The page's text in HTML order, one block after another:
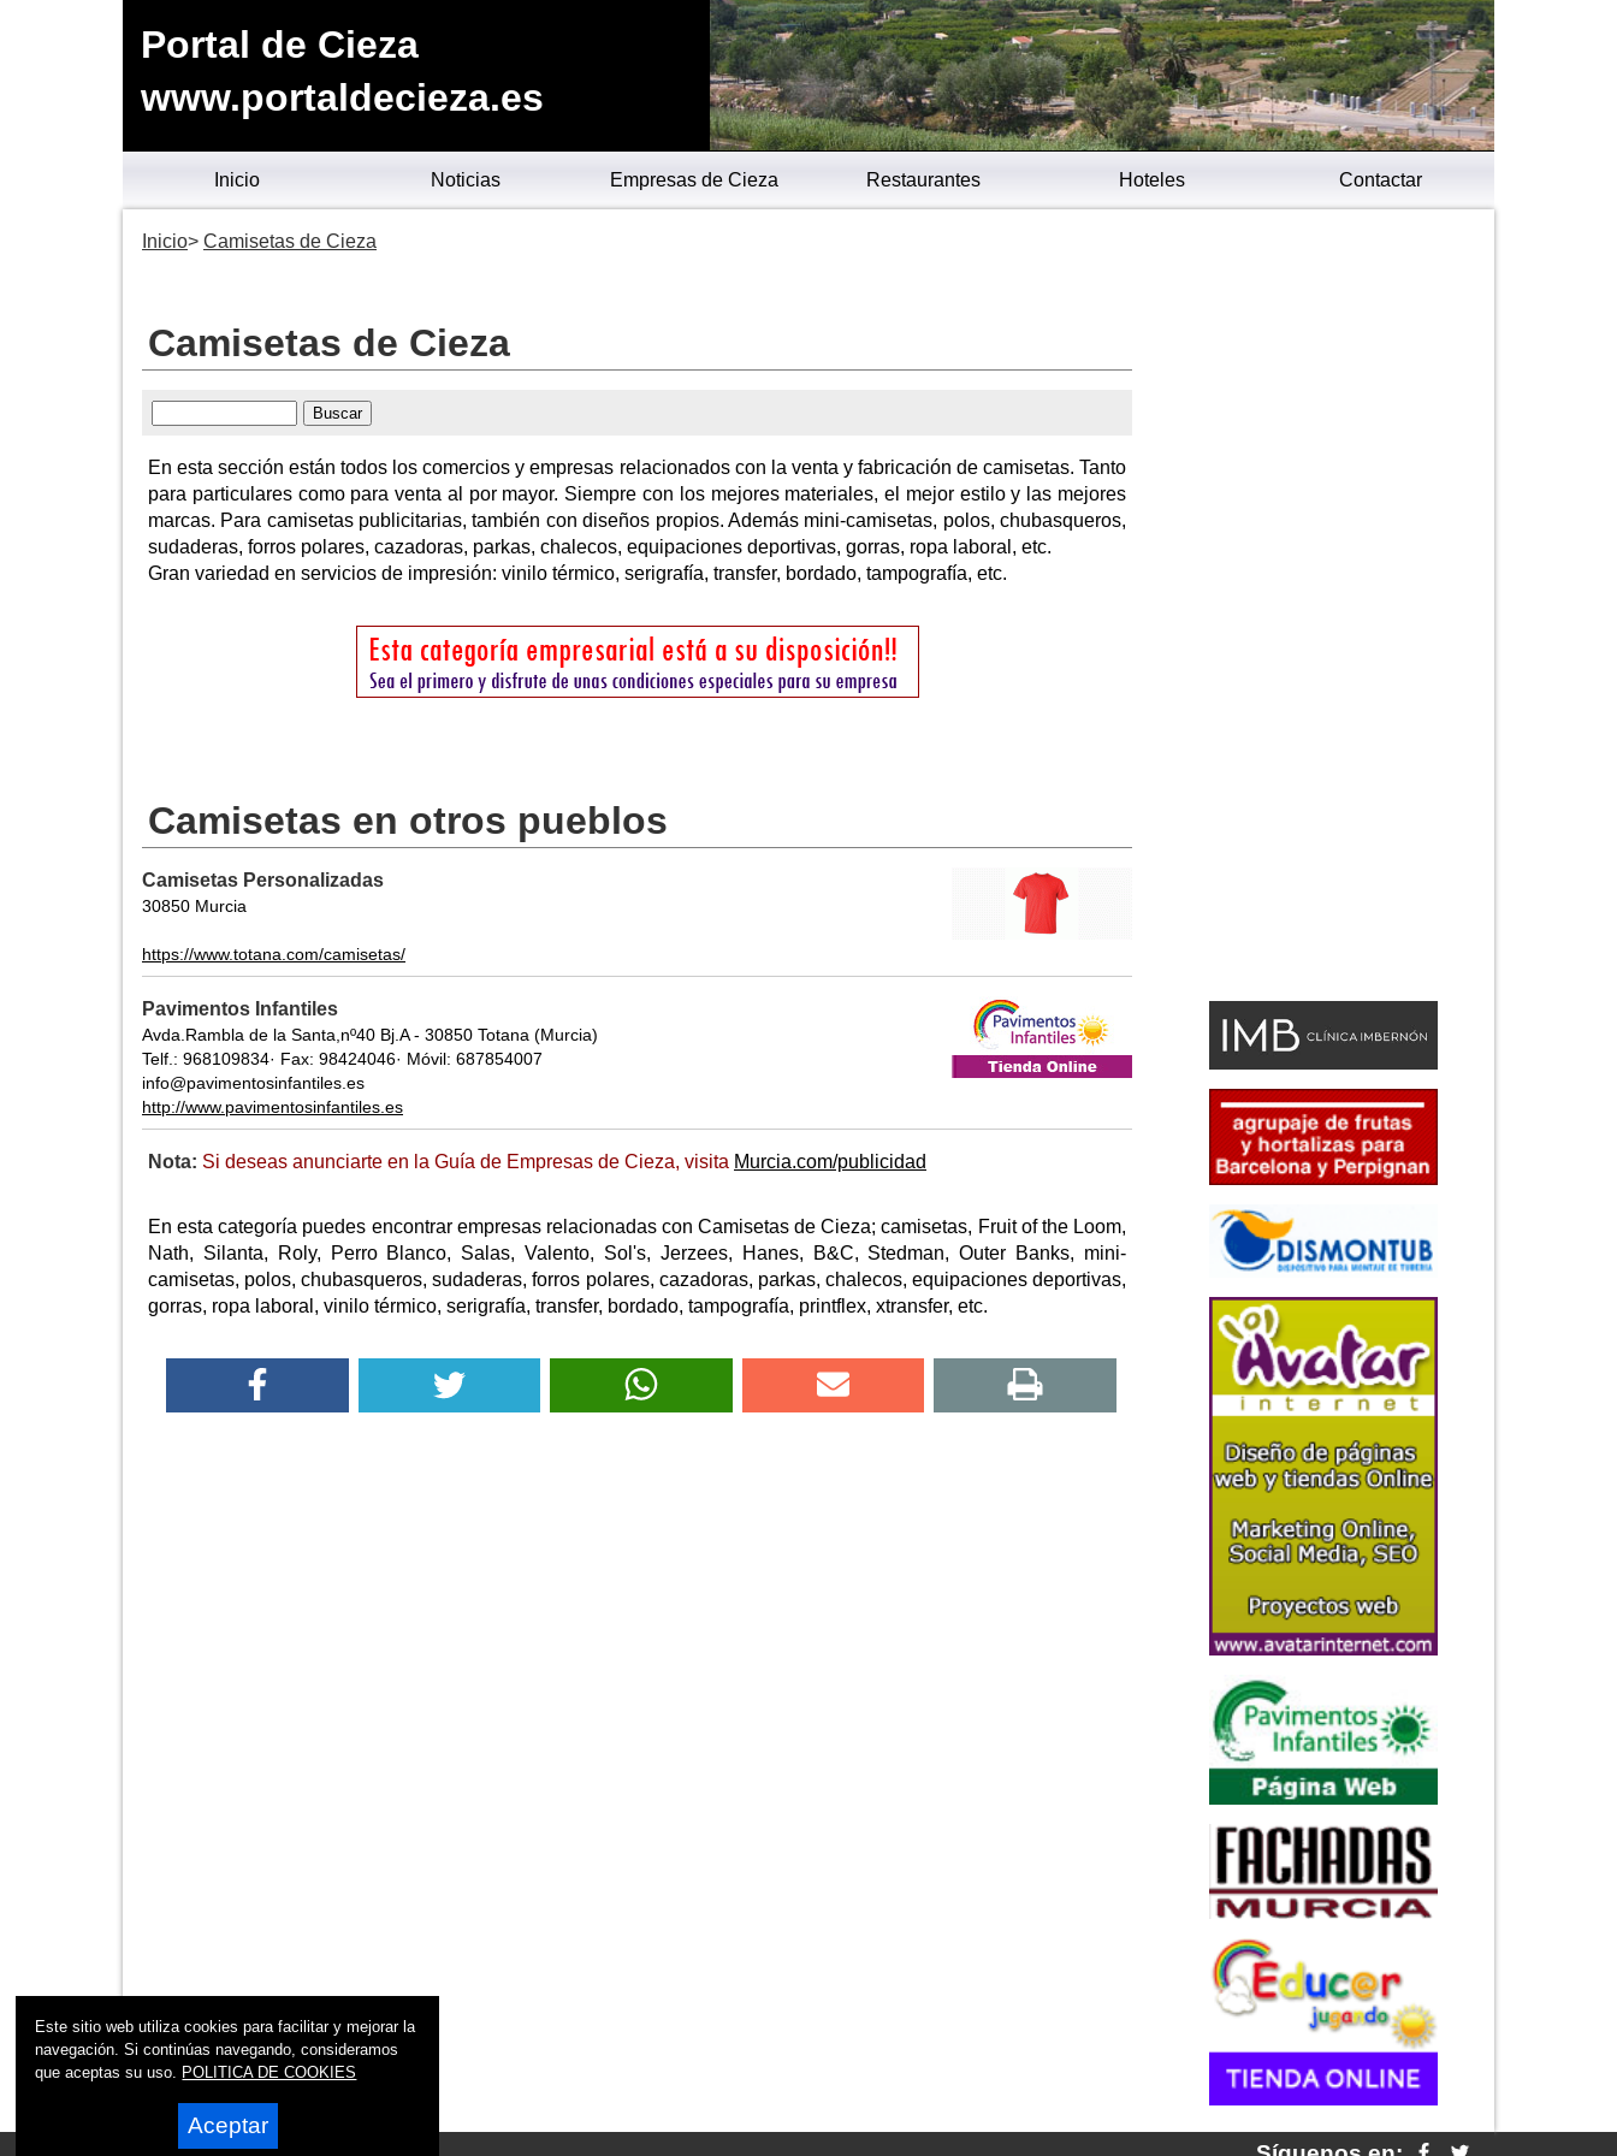
Portal de Cieza
www.portaldecieza.es
Inicio Noticias Empresas de Cieza Restaurantes Hoteles Contactar
Inicio Camisetas de Cieza
Camisetas de Cieza
En esta sección están todos los comercios y empresas relacionados con la venta y fabricación de camisetas. Tanto
para particulares como para venta al por mayor. Siempre con los mejores materiales, el mejor estilo y las mejores
marcas. Para camisetas publicitarias, también con diseños propios. Además mini-camisetas, polos, chubasqueros,
sudaderas, forros polares, cazadoras, parkas, chalecos, equipaciones deportivas, gorras, ropa laboral, etc.
Gran variedad en servicios de impresión: vinilo térmico, serigrafía, transfer, bordado, tampografía, etc.
Camisetas en otros pueblos
Camisetas Personalizadas
30850 Murcia
https://www.totana.com/camisetas/
Pavimentos Infantiles
Avda.Rambla de la Santa,nº40 Bj.A - 30850 Totana (Murcia)
Telf.: 968109834· Fax: 98424046· Móvil: 687854007
info@pavimentosinfantiles.es
http://www.pavimentosinfantiles.es
Nota: Si deseas anunciarte en la Guía de Empresas de Cieza, visita Murcia.com/publicidad
En esta categoría puedes encontrar empresas relacionadas con Camisetas de Cieza; camisetas, Fruit of the Loom,
Nath, Silanta, Roly, Perro Blanco, Salas, Valento, Sol's, Jerzees, Hanes, B&C, Stedman, Outer Banks, mini-
camisetas, polos, chubasqueros, sudaderas, forros polares, cazadoras, parkas, chalecos, equipaciones deportivas,
gorras, ropa laboral, vinilo térmico, serigrafía, transfer, bordado, tampografía, printflex, xtransfer, etc.
Este sitio web utiliza cookies para facilitar y mejorar la
navegación. Si continúas navegando, consideramos
que aceptas su uso. POLITICA DE COOKIES
Aceptar